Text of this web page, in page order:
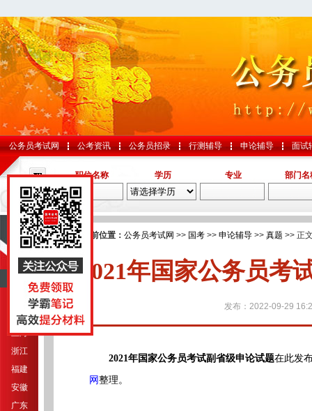
公务员考试网 公考资讯 公务员招录 行测辅导 申论辅导 面试
职位名称 学历 专业 部门名
导航
江苏
上海
浙江
福建
安徽
广东
您的当前位置： 公务员考试网 >> 国考 >> 申论辅导 >> 真题 >> 正
2021年国家公务员考
发布：2022-09-29
2021年国家公务员考试副省级申论试题在此发
网整理。